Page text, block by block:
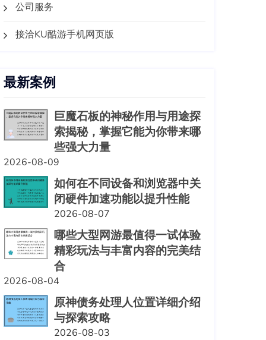
公司服务
接洽KU酷游手机网页版
最新案例
巨魔石板的神秘作用与用途探
索揭秘，掌握它能为你带来哪
些强大力量
2026-08-09
如何在不同设备和浏览器中关
闭硬件加速功能以提升性能
2026-08-07
哪些大型网游最值得一试体验
精彩玩法与丰富内容的完美结
合
2026-08-04
原神债务处理人位置详细介绍
与探索攻略
2026-08-03